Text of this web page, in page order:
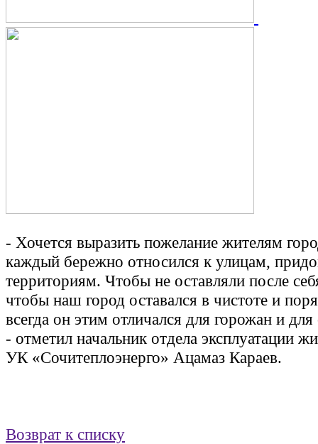
- Хочется выразить пожелание жителям
каждый бережно относился к улицам,
территориям. Чтобы не оставляли после
чтобы наш город оставался в чистоте и
всегда он этим отличался для горожан и
- отметил на­чаль­ник от­де­ла экс­плу­ата­ции
УК «Со­чи­теп­ло­энер­го» Аца­маз Ка­ра­ев.
Возврат к списку